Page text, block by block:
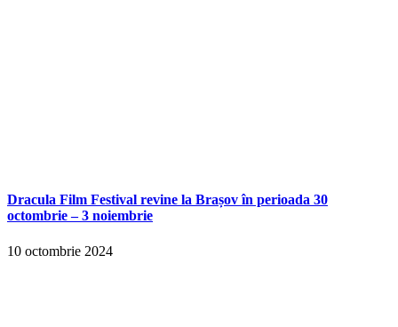
Dracula Film Festival revine la Brașov în perioada 30
octombrie – 3 noiembrie
10 octombrie 2024